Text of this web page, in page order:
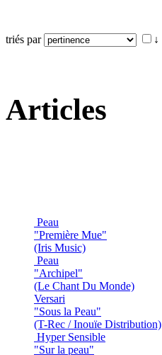
triés par ↓
Articles
Peau
"Première Mue"
(Iris Music)
Peau
"Archipel"
(Le Chant Du Monde)
Versari
"Sous la Peau"
(T-Rec / Inouïe Distribution)
Hyper Sensible
"Sur la peau"